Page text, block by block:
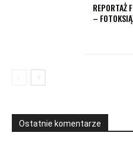
REPORTAŻ
–
Ostatnie komentarze